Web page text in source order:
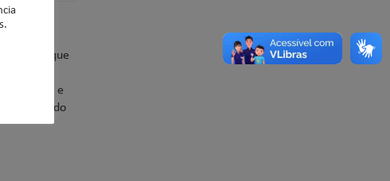
que
a
precisos e
o mundo